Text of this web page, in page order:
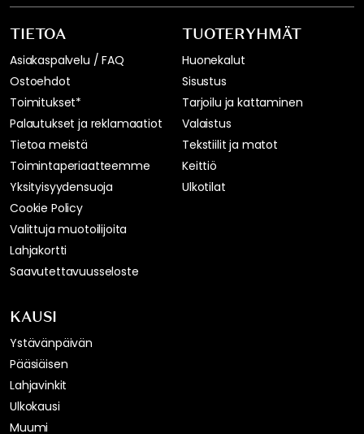
TIETOA
Asiakaspalvelu / FAQ
Ostoehdot
Toimitukset*
Palautukset ja reklamaatiot
Tietoa meistä
Toimintaperiaatteemme
Yksityisyydensuoja
Cookie Policy
Valittuja muotoilijoita
Lahjakortti
Saavutettavuusseloste
TUOTERYHMÄT
Huonekalut
Sisustus
Tarjoilu ja kattaminen
Valaistus
Tekstiilit ja matot
Keittiö
Ulkotilat
KAUSI
Ystävänpäivän
Pääsiäisen
Lahjavinkit
Ulkokausi
Muumi